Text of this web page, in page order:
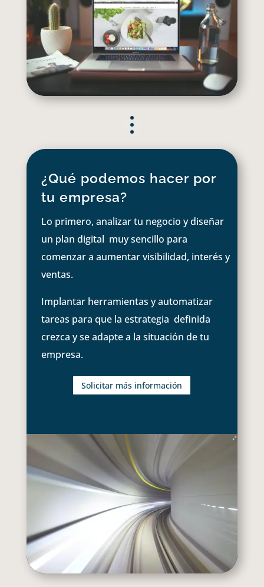
¿Qué podemos hacer por
tu empresa?
Lo primero, analizar tu negocio y diseñar
un plan digital muy sencillo para
comenzar a aumentar visibilidad, interés y
ventas.
Implantar herramientas y automatizar
tareas para que la estrategia definida
crezca y se adapte a la situación de tu
empresa.
Solicitar más información